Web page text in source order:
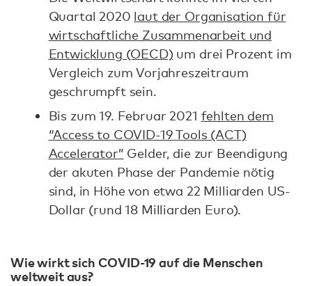
Quartal 2020 laut der Organisation für
wirtschaftliche Zusammenarbeit und
Entwicklung (OECD) um drei Prozent im
Vergleich zum Vorjahreszeitraum
geschrumpft sein.
Bis zum 19. Februar 2021 fehlten dem
“Access to COVID-19 Tools (ACT)
Accelerator” Gelder, die zur Beendigung
der akuten Phase der Pandemie nötig
sind, in Höhe von etwa 22 Milliarden US-
Dollar (rund 18 Milliarden Euro).
Wie wirkt sich COVID-19 auf die Menschen
weltweit aus?